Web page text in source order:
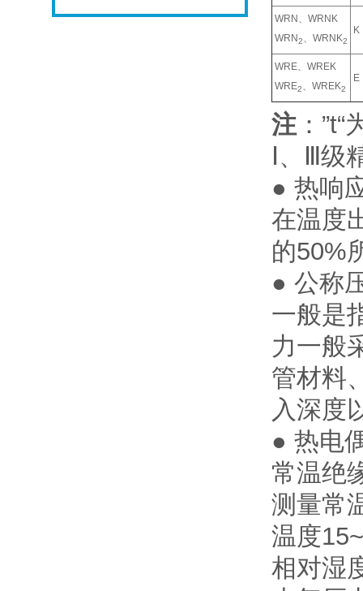
WRN、WRNK
WRN2、WRNK2
K
WRE、WREK
WRE2、WREK2
E
注：”t“
Ⅰ、Ⅲ级
● 热响
在温度
的50%
● 公称
一般是
力一般
管材料
入深度
● 热电
常温绝
测量常
温度
相对湿